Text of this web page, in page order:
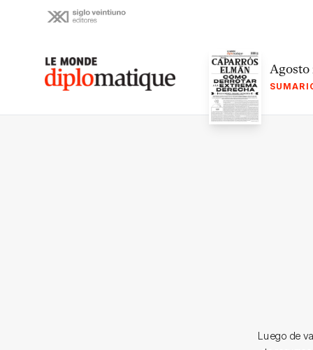
Le monde diplomatique Agosto
Luego de